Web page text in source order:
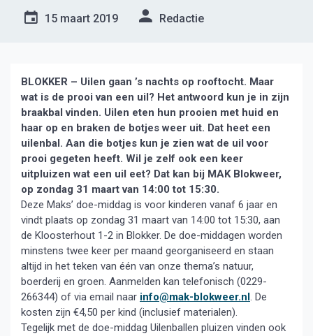
15 maart 2019 Redactie
BLOKKER – Uilen gaan ’s nachts op rooftocht. Maar
wat is de prooi van een uil? Het antwoord kun je in zijn
braakbal vinden. Uilen eten hun prooien met huid en
haar op en braken de botjes weer uit. Dat heet een
uilenbal. Aan die botjes kun je zien wat de uil voor
prooi gegeten heeft. Wil je zelf ook een keer
uitpluizen wat een uil eet? Dat kan bij MAK Blokweer,
op zondag 31 maart van 14:00 tot 15:30.
Deze Maks’ doe-middag is voor kinderen vanaf 6 jaar en
vindt plaats op zondag 31 maart van 14:00 tot 15:30, aan
de Kloosterhout 1-2 in Blokker. De doe-middagen worden
minstens twee keer per maand georganiseerd en staan
altijd in het teken van één van onze thema’s natuur,
boerderij en groen. Aanmelden kan telefonisch (0229-
266344) of via email naar info@mak-blokweer.nl. De
kosten zijn €4,50 per kind (inclusief materialen).
Tegelijk met de doe-middag Uilenballen pluizen vinden ook